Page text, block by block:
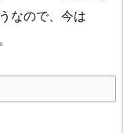
なので、今は